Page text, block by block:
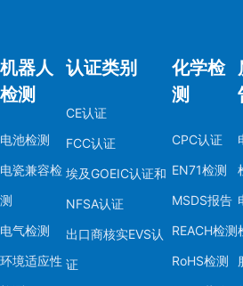
机器人
检测
电池检测
电瓷兼容检
测
电气检测
环境适应性
认证类别
CE认证
FCC认证
埃及GOEIC认证和
NFSA认证
出口商核实EVS认
证
化学检
测
CPC认证
EN71检测
MSDS报告
REACH检测
RoHS检测